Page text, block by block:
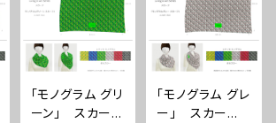
「モノグラム グリ
ーン」 スカー
「モノグラム グレ
ー」 スカー